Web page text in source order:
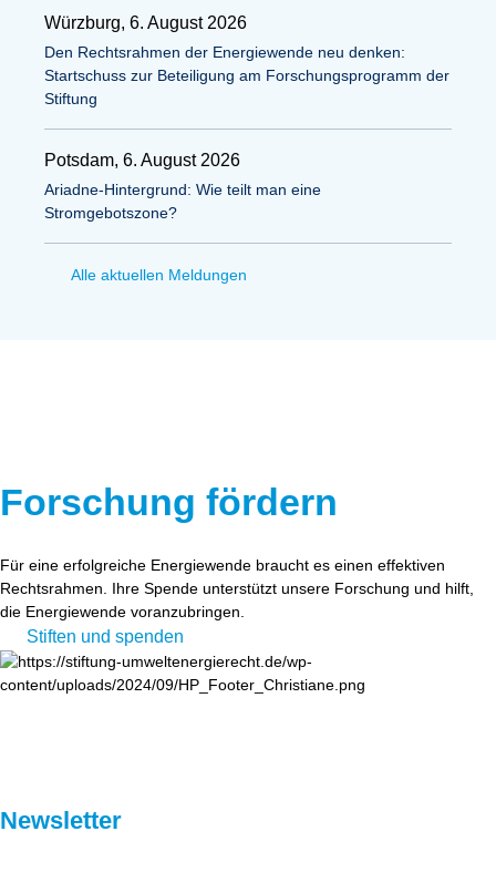
Würzburg, 6. August 2026
Den Rechtsrahmen der Energiewende neu denken:
Startschuss zur Beteiligung am Forschungsprogramm der
Stiftung
Potsdam, 6. August 2026
Ariadne-Hintergrund: Wie teilt man eine
Stromgebotszone?
Alle aktuellen Meldungen
Forschung fördern
Für eine erfolgreiche Energiewende braucht es einen effektiven
Rechtsrahmen. Ihre Spende unterstützt unsere Forschung und hilft,
die Energiewende voranzubringen.
Stiften und spenden
Newsletter